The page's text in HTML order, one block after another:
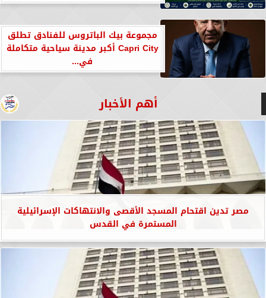
مجموعة بيك الباتروس للفنادق تطلق
Capri City أكبر مدينة سياحية متكاملة
في...
أهم الأخبار
مصر تدين اقتحام المسجد الأقصى والانتهاكات الإسرائيلية
المستمرة في القدس